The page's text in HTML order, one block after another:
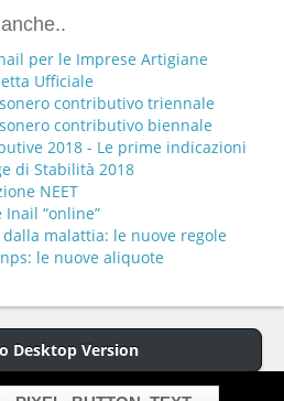
per le Imprese Artigiane
Ufficiale
contributivo triennale
contributivo biennale
2018 - Le prime indicazioni
di Stabilità 2018
NEET
Inail “online”
malattia: le nuove regole
le nuove aliquote
Desktop Version